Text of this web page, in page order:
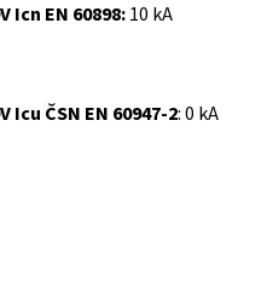
EN 60898:10 kA
ČSN EN 60947-2:0 kA